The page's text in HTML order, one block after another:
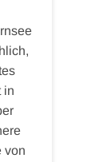
in
von